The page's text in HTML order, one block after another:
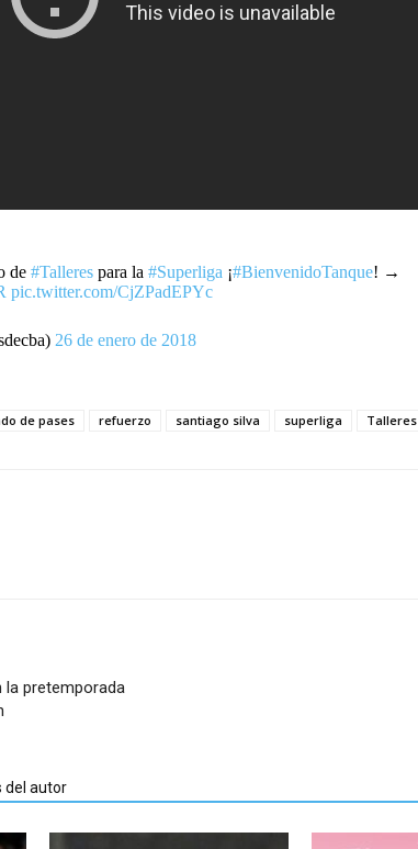
de #Tallerespara la #Superliga ¡#BienvenidoTanque! →
pic.twitter.com/CjZPadEPYc
26 de enero de 2018
de pases refuerzo santiago silva superliga Talleres
la pretemporada
del autor